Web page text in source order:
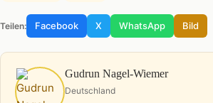
Teilen: Facebook X WhatsApp Bild
Gudrun Nagel-Wiemer
Deutschland